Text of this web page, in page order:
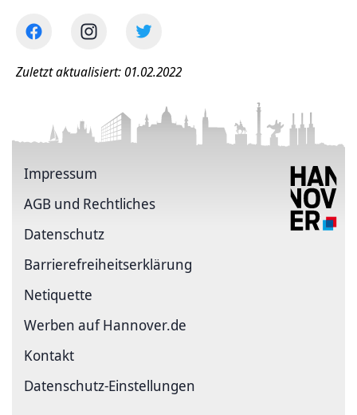
Zuletzt aktualisiert: 01.02.2022
Impressum
AGB und Rechtliches
Datenschutz
Barriere­freiheits­erklärung
Netiquette
Werben auf Hannover.de
Kontakt
Datenschutz-Einstellungen